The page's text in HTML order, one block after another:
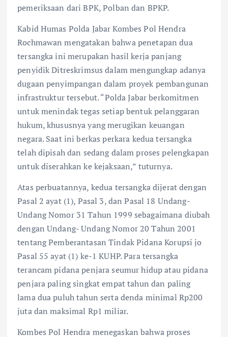
pemeriksaan dari BPK, Polban dan BPKP.
Kabid Humas Polda Jabar Kombes Pol Hendra
Rochmawan mengatakan bahwa penetapan dua
tersangka ini merupakan hasil kerja panjang
penyidik Ditreskrimsus dalam mengungkap adanya
dugaan penyimpangan dalam proyek pembangunan
infrastruktur tersebut. “Polda Jabar berkomitmen
untuk menindak tegas setiap bentuk pelanggaran
hukum, khususnya yang merugikan keuangan
negara. Saat ini berkas perkara kedua tersangka
telah dipisah dan sedang dalam proses pelengkapan
untuk diserahkan ke kejaksaan,” tuturnya.
Atas perbuatannya, kedua tersangka dijerat dengan
Pasal 2 ayat (1), Pasal 3, dan Pasal 18 Undang-
Undang Nomor 31 Tahun 1999 sebagaimana diubah
dengan Undang- Undang Nomor 20 Tahun 2001
tentang Pemberantasan Tindak Pidana Korupsi jo
Pasal 55 ayat (1) ke-1 KUHP. Para tersangka
terancam pidana penjara seumur hidup atau pidana
penjara paling singkat empat tahun dan paling
lama dua puluh tahun serta denda minimal Rp200
juta dan maksimal Rp1 miliar.
Kombes Pol Hendra menegaskan bahwa proses